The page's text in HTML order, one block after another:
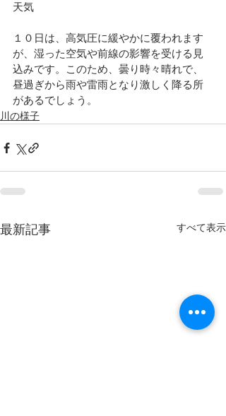
天気
１０日は、高気圧に緩やかに覆われます
が、湿った空気や前線の影響を受ける見
込みです。このため、曇り時々晴れで、
昼過ぎから雨や雷雨となり激しく降る所
があるでしょう。
川の様子
最新記事 すべて表示